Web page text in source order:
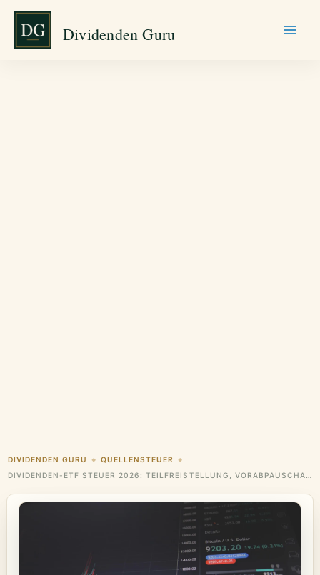
Zum
springen
Dividenden Guru
DIVIDENDEN GURU ◆ QUELLENSTEUER ◆
DIVIDENDEN-ETF STEUER 2026: TEILFREISTELLUNG, VORABPAUSCHALE & OPTIMIERUNG